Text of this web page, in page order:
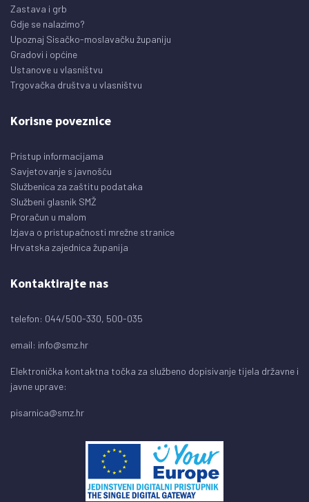
Zastava i grb
Gdje se nalazimo?
Upoznaj Sisačko-moslavačku županiju
Gradovi i općine
Ustanove u vlasništvu
Trgovačka društva u vlasništvu
Korisne poveznice
Pristup informacijama
Savjetovanje s javnošću
Službenica za zaštitu podataka
Službeni glasnik SMŽ
Proračun u malom
Izjava o pristupačnosti mrežne stranice
Hrvatska zajednica županija
Kontaktirajte nas
telefon: 044/500-330, 500-035
email: info@smz.hr
Elektronička kontaktna točka za službeno dopisivanje tijela državne i
javne uprave:
pisarnica@smz.hr